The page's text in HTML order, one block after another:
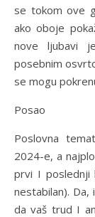
se tokom ove
ako oboje
nove ljubavi
posebnim
se mogu
Posao
Poslovna
2024-e, a
prvi I poslednji
nestabilan).
da vaš trud I